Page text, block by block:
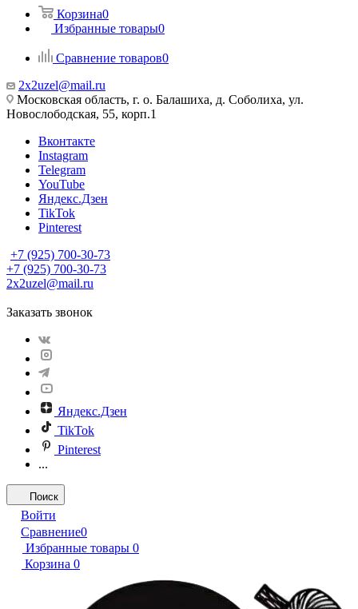
Корзина0
Избранные товары0
Сравнение товаров0
2x2uzel@mail.ru
Московская область, г. о. Балашиха, д. Соболиха, ул.
Новослободская, 55, корп.1
Вконтакте
Instagram
Telegram
YouTube
Яндекс.Дзен
TikTok
Pinterest
+7 (925) 700-30-73
+7 (925) 700-30-73
2x2uzel@mail.ru
Заказать звонок
Яндекс.Дзен
TikTok
Pinterest
...
Поиск
Войти
Сравнение0
Избранные товары 0
Корзина 0